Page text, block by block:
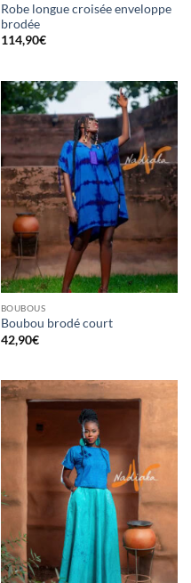
Robe longue croisée enveloppe
brodée
114,90€
BOUBOUS
Boubou brodé court
42,90€